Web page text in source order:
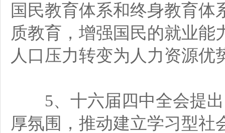
国民教育体系和终身教育
质教育，增强国民的就业能
人口压力转变为人力资源优
5、十六届四中全会提出
厚氛围，推动建立学习型社